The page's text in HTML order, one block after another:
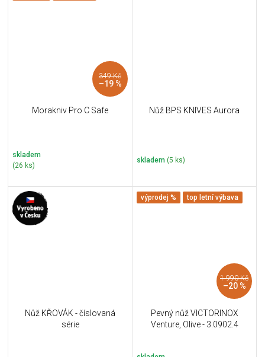
349 Kč
–19 %
Morakniv Pro C Safe
skladem
(26 ks)
Nůž BPS KNIVES Aurora
skladem (5 ks)
Nůž KŘOVÁK - číslovaná
série
výprodej % top letní výbava
1 990 Kč
–20 %
Pevný nůž VICTORINOX
Venture, Olive - 3.0902.4